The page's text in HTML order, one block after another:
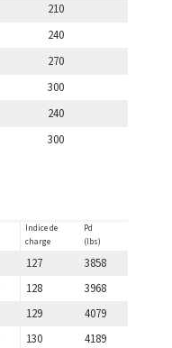
210
240
270
300
240
300
Indice de
charge
Pd
(lbs)
127
3858
128
3968
129
4079
130
4189